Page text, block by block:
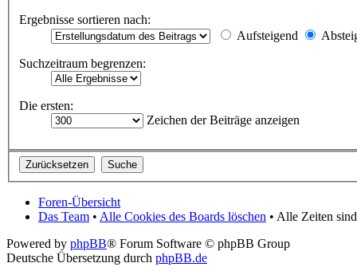
Ergebnisse sortieren nach:
Aufsteigend
Suchzeitraum begrenzen:
Die ersten:
Zeichen der Beiträge anzeigen
Foren-Übersicht
Das Team • Alle Cookies des Boards löschen • Alle Zeiten
Powered by phpBB® Forum Software © phpBB Group
Deutsche Übersetzung durch phpBB.de